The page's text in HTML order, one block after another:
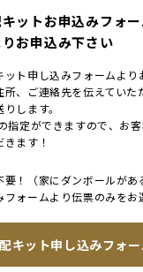
ットお申込みフォー
お申込み下さい
ト申し込みフォームより
所、ご連絡先を伝えていた
します。
指定ができますので、お
ます！
！（家にダンボールがあ
ォームより伝票のみをお
キット申し込みフォ